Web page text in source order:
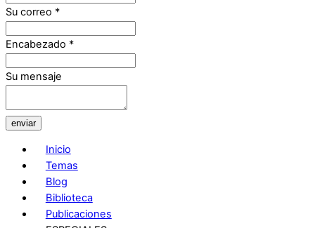
Su correo *
Encabezado *
Su mensaje
enviar
Inicio
Temas
Blog
Biblioteca
Publicaciones